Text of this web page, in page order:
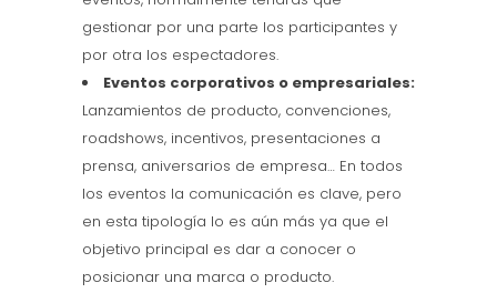
gestionar por una parte los participantes y
por otra los espectadores.
Eventos corporativos o empresariales:
Lanzamientos de producto, convenciones,
roadshows, incentivos, presentaciones a
prensa, aniversarios de empresa… En todos
los eventos la comunicación es clave, pero
en esta tipología lo es aún más ya que el
objetivo principal es dar a conocer o
posicionar una marca o producto.